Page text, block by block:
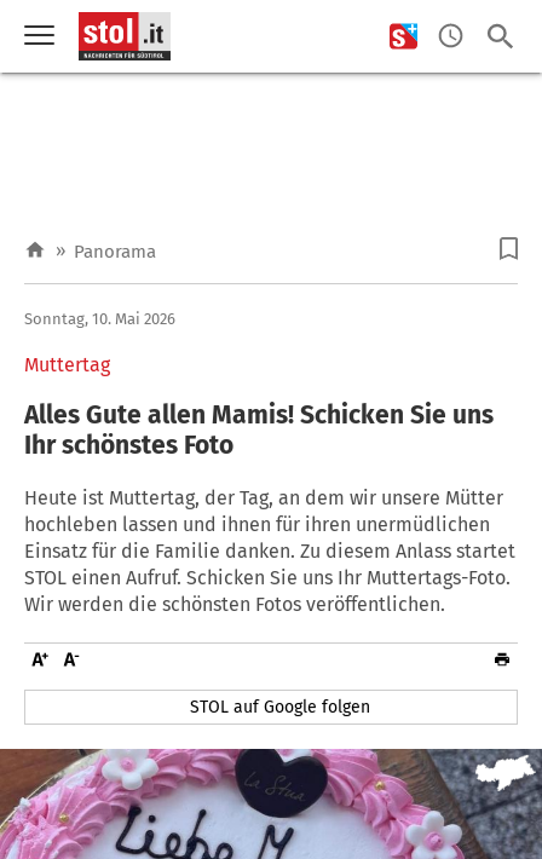
» Panorama
Muttertag
Sonntag, 10. Mai 2026
Alles Gute allen Mamis! Schicken Sie uns
Ihr schönstes Foto
Heute ist Muttertag, der Tag, an dem wir unsere Mütter
hochleben lassen und ihnen für ihren unermüdlichen
Einsatz für die Familie danken. Zu diesem Anlass startet
STOL einen Aufruf. Schicken Sie uns Ihr Muttertags-Foto.
Wir werden die schönsten Fotos veröffentlichen.
STOL auf Google folgen